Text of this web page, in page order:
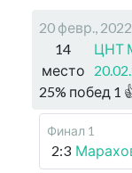
20 февр., 2022
14
место
ЦНТ
25% побед 1
Финал 1
2:3